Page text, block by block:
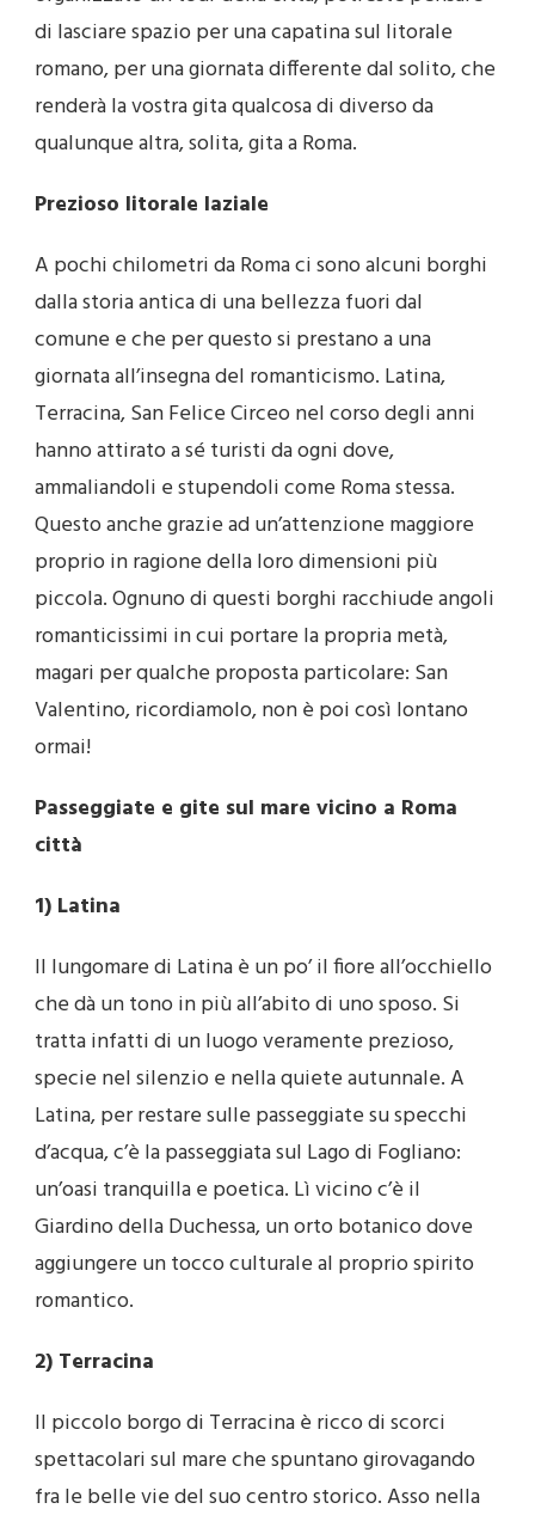
di lasciare spazio per una capatina sul litorale
romano, per una giornata differente dal solito, che
renderà la vostra gita qualcosa di diverso da
qualunque altra, solita, gita a Roma.
Prezioso litorale laziale
A pochi chilometri da Roma ci sono alcuni borghi
dalla storia antica di una bellezza fuori dal
comune e che per questo si prestano a una
giornata all’insegna del romanticismo. Latina,
Terracina, San Felice Circeo nel corso degli anni
hanno attirato a sé turisti da ogni dove,
ammaliandoli e stupendoli come Roma stessa.
Questo anche grazie ad un’attenzione maggiore
proprio in ragione della loro dimensioni più
piccola. Ognuno di questi borghi racchiude angoli
romanticissimi in cui portare la propria metà,
magari per qualche proposta particolare: San
Valentino, ricordiamolo, non è poi così lontano
ormai!
Passeggiate e gite sul mare vicino a Roma
città
1) Latina
Il lungomare di Latina è un po’ il fiore all’occhiello
che dà un tono in più all’abito di uno sposo. Si
tratta infatti di un luogo veramente prezioso,
specie nel silenzio e nella quiete autunnale. A
Latina, per restare sulle passeggiate su specchi
d’acqua, c’è la passeggiata sul Lago di Fogliano:
un’oasi tranquilla e poetica. Lì vicino c’è il
Giardino della Duchessa, un orto botanico dove
aggiungere un tocco culturale al proprio spirito
romantico.
2) Terracina
Il piccolo borgo di Terracina è ricco di scorci
spettacolari sul mare che spuntano girovagando
fra le belle vie del suo centro storico. Asso nella